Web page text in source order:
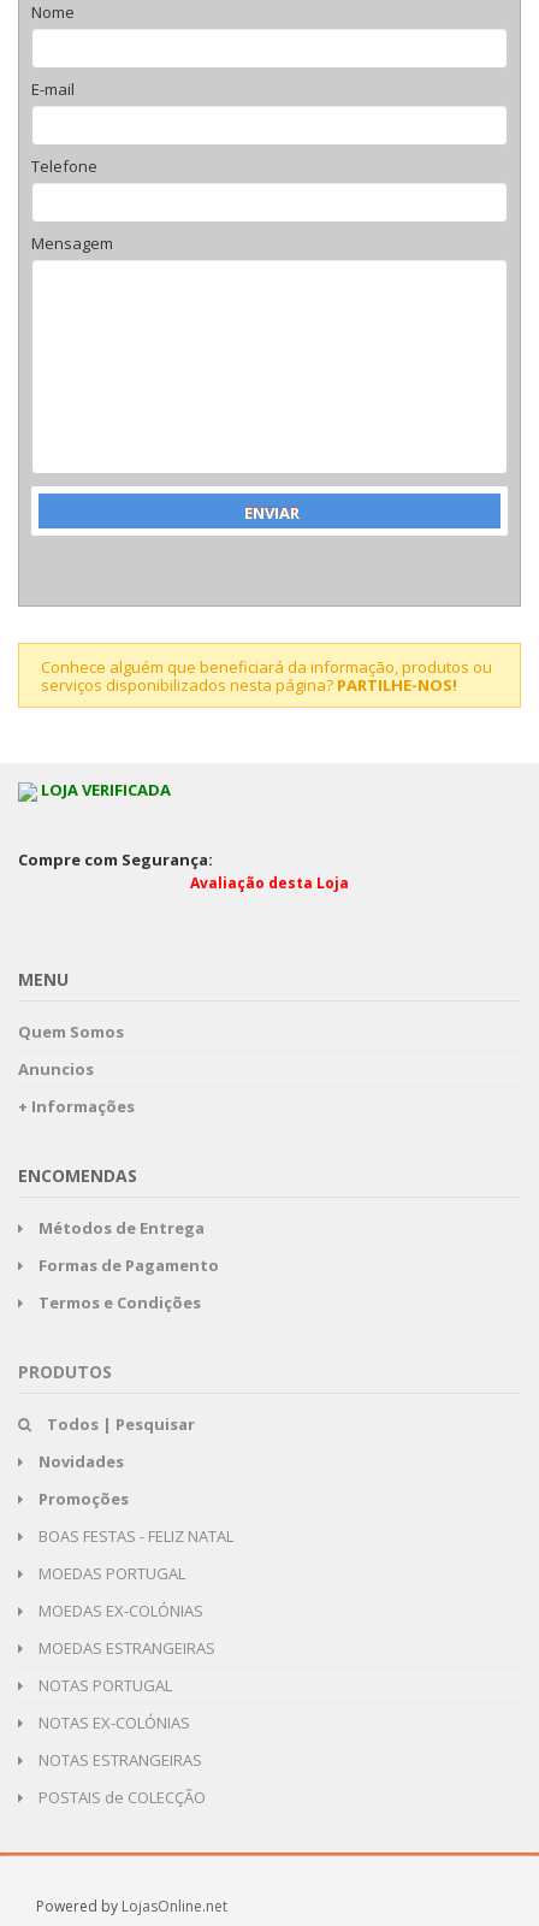
Nome
E-mail
Telefone
Mensagem
Conhece alguém que beneficiará da informação, produtos ou
serviços disponibilizados nesta página? PARTILHE-NOS!
LOJA VERIFICADA
Compre com Segurança:
Avaliação desta Loja
MENU
Quem Somos
Anuncios
+ Informações
ENCOMENDAS
Métodos de Entrega
Formas de Pagamento
Termos e Condições
PRODUTOS
Todos | Pesquisar
Novidades
Promoções
BOAS FESTAS - FELIZ NATAL
MOEDAS PORTUGAL
MOEDAS EX-COLÓNIAS
MOEDAS ESTRANGEIRAS
NOTAS PORTUGAL
NOTAS EX-COLÓNIAS
NOTAS ESTRANGEIRAS
POSTAIS de COLECÇÃO
Powered by LojasOnline.net